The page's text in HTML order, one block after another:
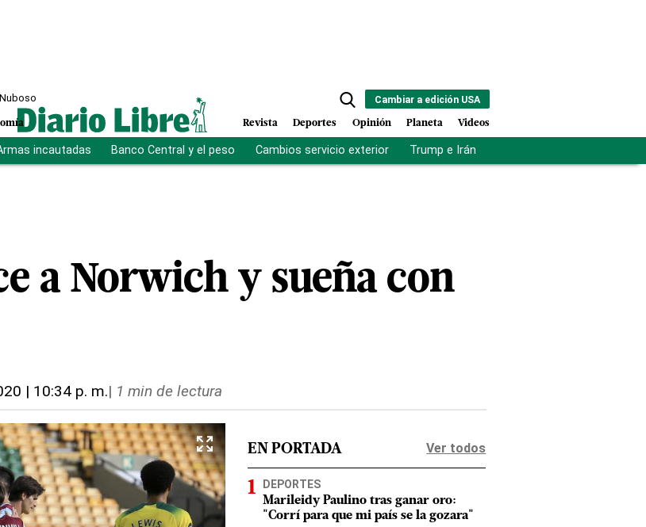
Cambiar a edición USA
Revista Deportes Opinión Planeta Videos
incautadas Banco Central y el peso Cambios servicio exterior Trump e Irán
a Norwich y sueña con
| 10:34 p. m.| 1 min de lectura
EN PORTADA Ver todos
DEPORTES
Marileidy Paulino tras ganar oro:
"Corrí para que mi país se la gozara"